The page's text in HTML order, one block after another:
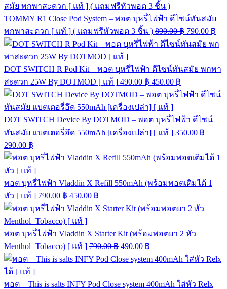
TOMMY R1 Close Pod System – พอต บุหรี่ไฟฟ้า ดีไซน์ทันสมัย
พกพาสะดวก [ แท้ ] ( แถมฟรีหัวพอต 3 ชิ้น ) 890.00฿ 790.00 ฿
DOT SWITCH R Pod Kit – พอต บุหรี่ไฟฟ้า ดีไซน์ทันสมัย พกพา
สะดวก 25W By DOTMOD [ แท้ ] 490.00฿ 450.00 ฿
DOT SWITCH Device By DOTMOD – พอต บุหรี่ไฟฟ้า ดีไซน์
ทันสมัย แบตเตอรี่อึด 550mAh [เครื่องเปล่า] [ แท้ ] 350.00฿
290.00 ฿
พอต บุหรี่ไฟฟ้า Vladdin X Refill 550mAh (พร้อมพอตเติมได้ 1
หัว [ แท้ ] 790.00฿ 450.00 ฿
พอต บุหรี่ไฟฟ้า Vladdin X Starter Kit (พร้อมพอตยา 2 หัว
Menthol+Tobacco) [ แท้ ] 790.00฿ 490.00 ฿
พอต – This is salts INFY Pod Close system 400mAh ใส่หัว Relx